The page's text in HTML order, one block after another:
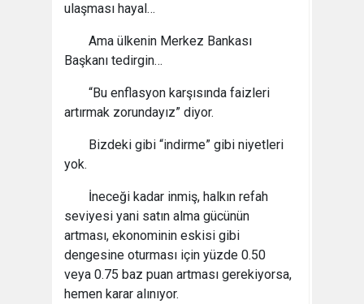
ulaşması hayal…
Ama ülkenin Merkez Bankası
Başkanı tedirgin…
“Bu enflasyon karşısında faizleri
artırmak zorundayız” diyor.
Bizdeki gibi “indirme” gibi niyetleri
yok.
İneceği kadar inmiş, halkın refah
seviyesi yani satın alma gücünün
artması, ekonominin eskisi gibi
dengesine oturması için yüzde 0.50
veya 0.75 baz puan artması gerekiyorsa,
hemen karar alınıyor.